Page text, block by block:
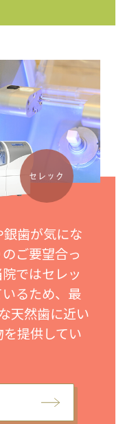
セレック
歯が気にな
ご要望合っ
ではセレッ
るため、最
天然歯に近い
提供してい